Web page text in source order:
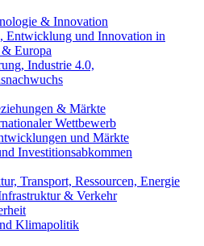
& Innovation
Entwicklung und Innovation in
Europa
Industrie 4.0,
& Märkte
Wettbewerb
und Märkte
Investitionsabkommen
Transport, Ressourcen, Energie
& Verkehr
Klimapolitik